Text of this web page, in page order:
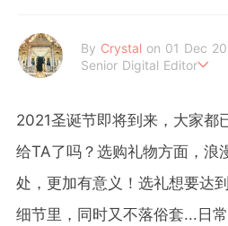
By Crystal on 01 Dec
Senior Digital Editor
希望妳的每個日常裡，都能與美好不
2021圣诞节即将到来，大家都
给TA了吗？选购礼物方面，浪
处，更加有意义！选礼想要达
细节里，同时又不落俗套...日